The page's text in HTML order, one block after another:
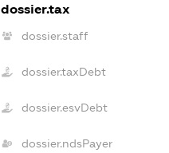
dossier.tax
dossier.staff
dossier.taxDebt
dossier.esvDebt
dossier.ndsPayer